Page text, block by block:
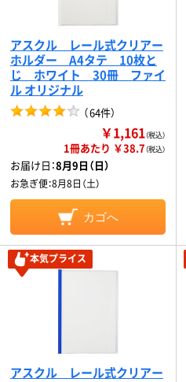
アスクル レール式クリアー
ホルダー A4タテ 10枚と
じ ホワイト 30冊 ファイ
ル オリジナル
（64件）
￥1,161（税込）
1冊あたり ￥38.7（税込）
お届け日：8月9日（日）
お急ぎ便：8月8日（土）
カゴへ
本気プライス
アスクル レール式クリアー